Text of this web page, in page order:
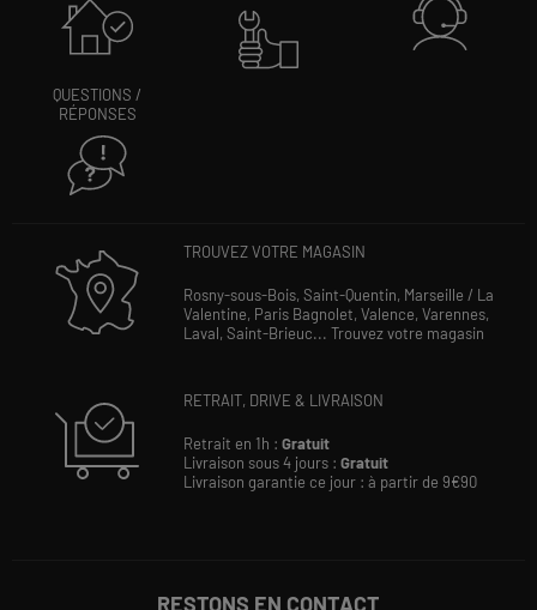
QUESTIONS /
RÉPONSES
TROUVEZ VOTRE MAGASIN
Rosny-sous-Bois, Saint-Quentin, Marseille / La
Valentine, Paris Bagnolet, Valence, Varennes,
Laval, Saint-Brieuc... Trouvez votre magasin
RETRAIT, DRIVE & LIVRAISON
Retrait en 1h : Gratuit
Livraison sous 4 jours : Gratuit
Livraison garantie ce jour : à partir de 9€90
RESTONS EN CONTACT